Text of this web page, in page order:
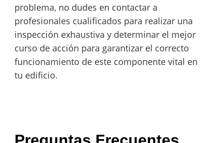
problema, no dudes en contactar a
profesionales cualificados para realizar una
inspección exhaustiva y determinar el mejor
curso de acción para garantizar el correcto
funcionamiento de este componente vital en
tu edificio.